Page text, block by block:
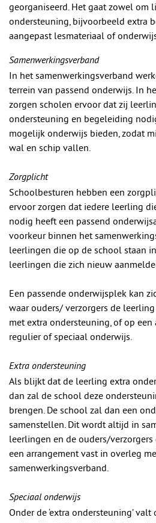
georganiseerd. Het gaat zowel om
ondersteuning, bijvoorbeeld extra
aangepast lesmateriaal of
Samenwerkingsverband
In het samenwerkingsverband
terrein van passend onderwijs. In
zorgen scholen ervoor dat zij
ondersteuning en begeleiding
mogelijk onderwijs bieden, zodat
wal en schip vallen.
Zorgplicht
Schoolbesturen hebben een
ervoor zorgen dat iedere leerling
nodig heeft een passend
voorkeur binnen het
leerlingen die op de school staan
leerlingen die zich nieuw
Een passende onderwijsplek kan
waar ouders/ verzorgers de
met extra ondersteuning, of op
regulier of speciaal onderwijs.
Extra ondersteuning
Als blijkt dat de leerling extra
dan zal de school deze
brengen. De school zal dan een
samenstellen. Dit wordt altijd in
leerlingen en de ouders/
een arrangement vast in overleg
samenwerkingsverband.
Speciaal onderwijs
Onder de ‘extra ondersteuning’